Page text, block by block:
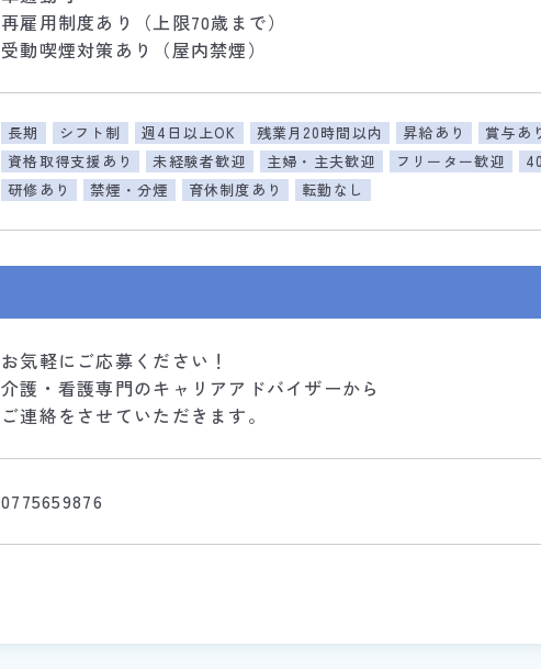
再雇用制度あり（上限70歳まで）
受動喫煙対策あり（屋内禁煙）
長期 シフト制 週4日以上OK 残業月20時間以内 昇給あり 賞与あ
資格取得支援あり
未経験者歓迎 主婦・主夫歓迎 フリーター歓迎
研修あり
禁煙・分煙 育休制度あり 転勤なし
お気軽にご応募ください！
介護・看護専門のキャリアアドバイザーから
ご連絡をさせていただきます。
0775659876